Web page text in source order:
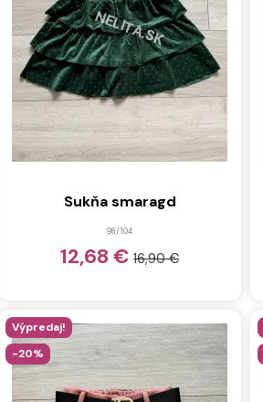
Sukňa smaragd
98/104
12,68 €16,90 €
Výpredaj!
-20%